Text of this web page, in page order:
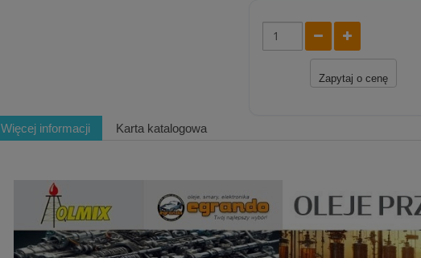
Zapytaj o cenę
Więcej informacji Karta katalogowa